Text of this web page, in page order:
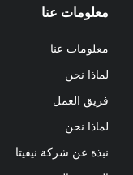
معلومات عنا
معلومات عنا
لماذا نحن
فريق العمل
لماذا نحن
نبذة عن شركة نيفيتا